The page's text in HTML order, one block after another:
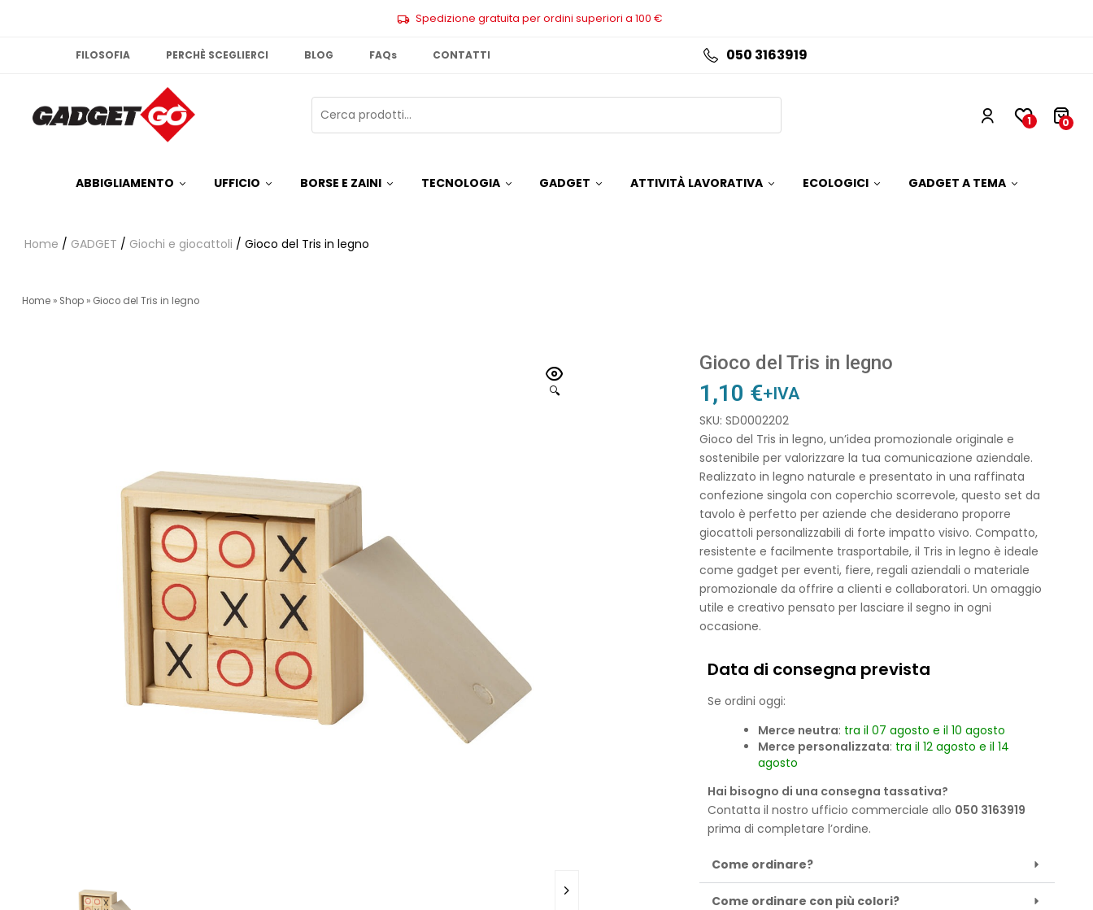
Spedizione gratuita per ordini superiori a 100 €
FILOSOFIA PERCHÈ SCEGLIERCI BLOG FAQs CONTATTI 050 3163919
1 0
ABBIGLIAMENTO UFFICIO BORSE E ZAINI TECNOLOGIA GADGET ATTIVITÀ LAVORATIVA ECOLOGICI GADGET A TEMA
Home / GADGET / Giochi e giocattoli / Gioco del Tris in legno
Home » Shop » Gioco del Tris in legno
🔍
Gioco del Tris in legno
1,10 €+IVA
SKU: SD0002202
Gioco del Tris in legno, un’idea promozionale originale e
sostenibile per valorizzare la tua comunicazione aziendale.
Realizzato in legno naturale e presentato in una raffinata
confezione singola con coperchio scorrevole, questo set da
tavolo è perfetto per aziende che desiderano proporre
giocattoli personalizzabili di forte impatto visivo. Compatto,
resistente e facilmente trasportabile, il Tris in legno è ideale
come gadget per eventi, fiere, regali aziendali o materiale
promozionale da offrire a clienti e collaboratori. Un omaggio
utile e creativo pensato per lasciare il segno in ogni
occasione.
Data di consegna prevista
Se ordini oggi:
Merce neutra: tra il 07 agosto e il 10 agosto
Merce personalizzata: tra il 12 agosto e il 14
agosto
Hai bisogno di una consegna tassativa?
Contatta il nostro ufficio commerciale allo 050 3163919
prima di completare l’ordine.
Come ordinare?
Come ordinare con più colori?